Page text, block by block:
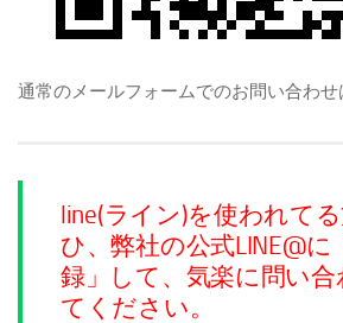
通常のメールフォームでのお問い合わせ
line(ライン)を使われて
ひ、弊社の公式LINE@に
録」して、気楽に問い
てください。